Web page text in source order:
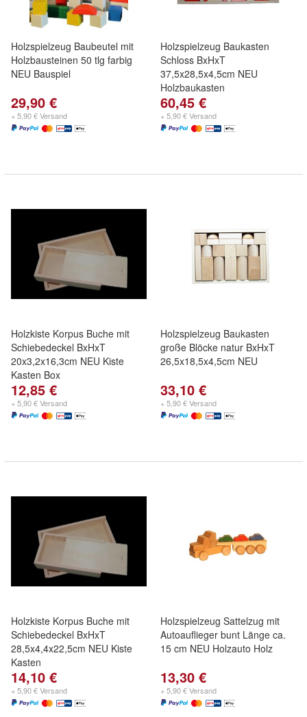
Holzspielzeug Baubeutel mit
Holzbausteinen 50 tlg farbig
NEU Bauspiel
29,90 €
+ 5,90 € Versand
Holzspielzeug Baukasten
Schloss BxHxT
37,5x28,5x4,5cm NEU
Holzbaukasten
60,45 €
+ 5,90 € Versand
Holzkiste Korpus Buche mit
Schiebedeckel BxHxT
20x3,2x16,3cm NEU Kiste
Kasten Box
12,85 €
+ 5,90 € Versand
Holzspielzeug Baukasten
große Blöcke natur BxHxT
26,5x18,5x4,5cm NEU
33,10 €
+ 5,90 € Versand
Holzkiste Korpus Buche mit
Schiebedeckel BxHxT
28,5x4,4x22,5cm NEU Kiste
Kasten
14,10 €
+ 5,90 € Versand
Holzspielzeug Sattelzug mit
Autoauflieger bunt Länge ca.
15 cm NEU Holzauto Holz
13,30 €
+ 5,90 € Versand